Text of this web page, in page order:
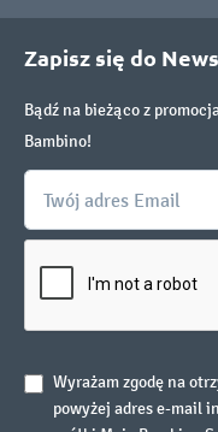
Zapisz się do
Bądź na bieżąco z
Bambino!
Wyrażam zgodę na
powyżej adres e-mail